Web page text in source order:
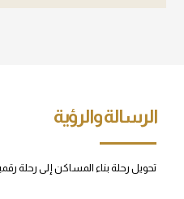
الرسالة والرؤية
تحويل رحلة بناء المساكن إلى رحلة